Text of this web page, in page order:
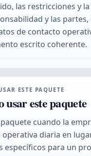
las restricciones y
y las
de contacto
escrito coherente.
ESTE PAQUETE
usar este paquete
cuando la
operativa diaria en
específicos para un